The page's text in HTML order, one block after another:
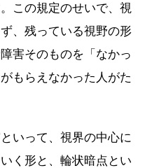
この規定のせいで、視
、残っている視野の形
害そのものを「なかっ
もらえなかった人がた
いって、視界の中心に
く形と、輪状暗点とい